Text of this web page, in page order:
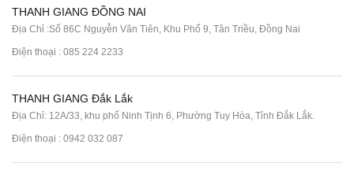
THANH GIANG ĐỒNG NAI
Địa Chỉ :Số 86C Nguyễn Văn Tiên, Khu Phố 9, Tân Triều, Đồng Nai
Điện thoại : 085 224 2233
THANH GIANG Đắk Lắk
Địa Chỉ: 12A/33, khu phố Ninh Tịnh 6, Phường Tuy Hòa, Tỉnh Đắk Lắk.
Điện thoại : 0942 032 087